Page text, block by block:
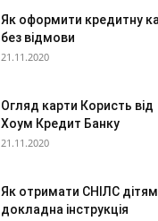
Як оформити кредитну
без відмови
21.11.2020
Огляд карти Користь від
Хоум Кредит Банку
21.11.2020
Як отримати СНІЛС
докладна інструкція